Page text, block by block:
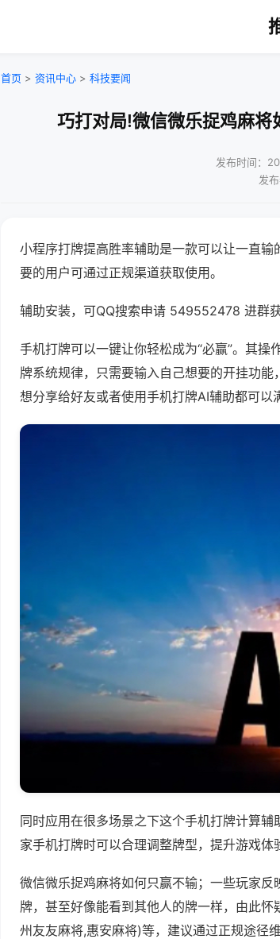
首页 > 资讯中心 > 科技要闻
巧打对局!微信微乐捉鸡麻将
发布时间：
发
小程序打牌提高胜率辅助是一款可以让一直输
要的用户可通过正规渠道获取使用。
辅助安装，可QQ搜索申请 549552478 进群
手机打牌可以一键让你轻松成为“必赢”。其
牌系统规律，只需要输入自己想要的开挂功
想分享给好友或者使用手机打牌AI辅助都可以
同时应用在很多场景之下这个手机打牌计算
家手机打牌时可以合理调整牌型，提升游戏体
微信微乐捉鸡麻将如何只赢不输；一些玩家
牌，甚至好像能看到其他人的牌一样，由此
州友友麻将,惠安麻将)等，建议通过正规途径维